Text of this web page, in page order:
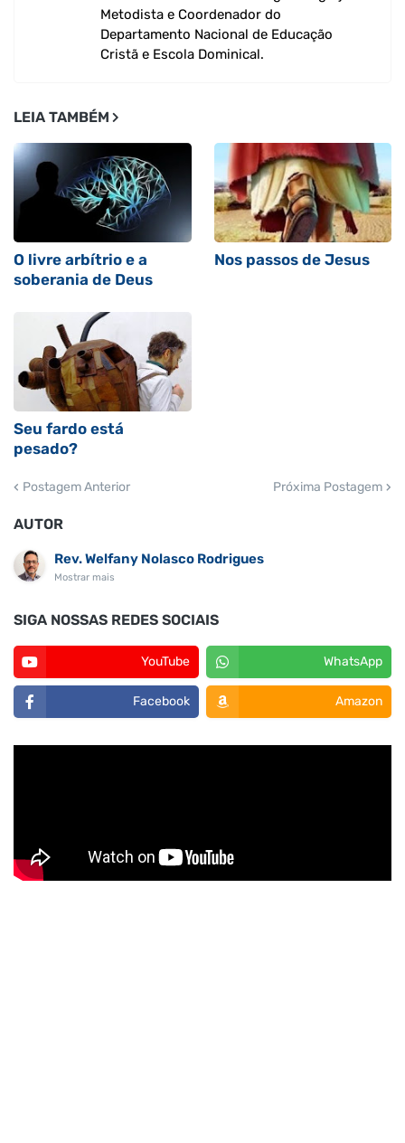
Metodista e Coordenador do
Departamento Nacional de Educação
Cristã e Escola Dominical.
LEIA TAMBÉM
O livre arbítrio e a
soberania de Deus
Nos passos de Jesus
Seu fardo está
pesado?
Postagem Anterior Próxima Postagem
AUTOR
Rev. Welfany Nolasco Rodrigues
Mostrar mais
SIGA NOSSAS REDES SOCIAIS
YouTube WhatsApp
Facebook Amazon